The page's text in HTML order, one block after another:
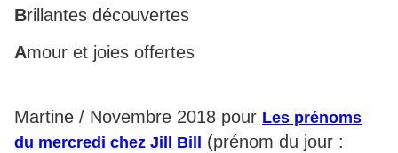
Brillantes découvertes
Amour et joies offertes
Martine / Novembre 2018 pour Les prénoms
du mercredi chez Jill Bill
(prénom du jour :